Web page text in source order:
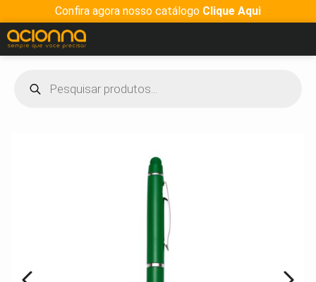
Confira agora nosso catálogo Clique Aqui